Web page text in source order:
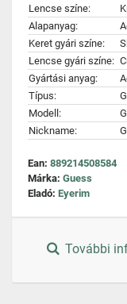
Lencse színe:
Alapanyag:
Keret gyári színe:
Lencse gyári színe:
Gyártási anyag:
Típus:
Modell:
Nickname:
Ean: 889214508584
Márka: Guess
Eladó: Eyerim
További